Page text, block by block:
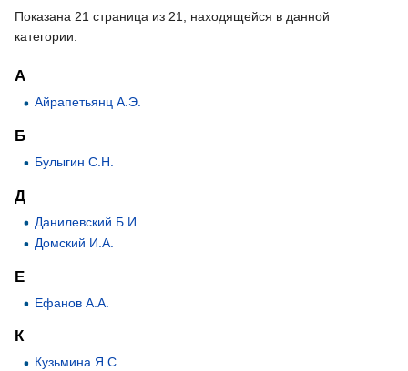
Показана 21 страница из 21, находящейся в данной
категории.
А
Айрапетьянц А.Э.
Б
Булыгин С.Н.
Д
Данилевский Б.И.
Домский И.А.
Е
Ефанов А.А.
К
Кузьмина Я.С.